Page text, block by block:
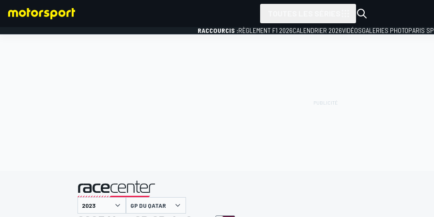
RACCOURCIS :RÈGLEMENT F1 2026CALENDRIER 2026VIDÉOSGALERIES PHOTOPARIS
présenté par
GP DU QATAR